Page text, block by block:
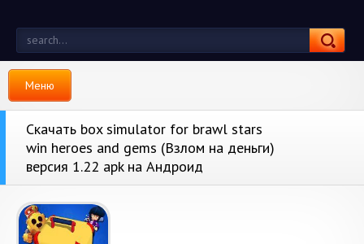
Меню
Скачать box simulator for brawl stars
win heroes and gems (Взлом на деньги)
версия 1.22 apk на Андроид